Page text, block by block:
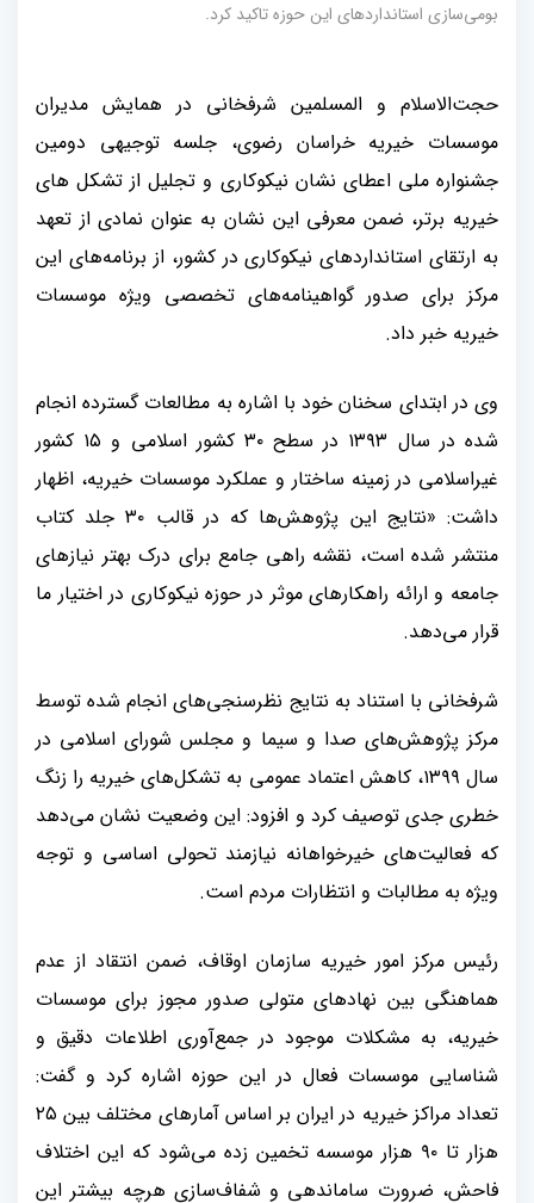
بومی‌سازی استانداردهای این حوزه تاکید کرد.
حجت‌الاسلام و المسلمین شرفخانی در همایش مدیران
موسسات خیریه خراسان رضوی، جلسه توجیهی دومین
جشنواره ملی اعطای نشان نیکوکاری و تجلیل از تشکل های
خیریه برتر، ضمن معرفی این نشان به عنوان نمادی از تعهد
به ارتقای استانداردهای نیکوکاری در کشور، از برنامه‌های این
مرکز برای صدور گواهینامه‌های تخصصی ویژه موسسات
خیریه خبر داد.
وی در ابتدای سخنان خود با اشاره به مطالعات گسترده انجام
شده در سال ۱۳۹۳ در سطح۳۰ کشور اسلامی و ۱۵ کشور
غیراسلامی در زمینه ساختار و عملکرد موسسات خیریه، اظهار
داشت: «نتایج این پژوهش‌ها که در قالب ۳۰جلد کتاب
منتشر شده است، نقشه راهی جامع برای درک بهتر نیازهای
جامعه و ارائه راهکارهای موثر در حوزه نیکوکاری در اختیار ما
قرار می‌دهد.
شرفخانی با استناد به نتایج نظرسنجی‌های انجام شده توسط
مرکز پژوهش‌های صدا و سیما و مجلس شورای اسلامی در
سال ۱۳۹۹، کاهش اعتماد عمومی به تشکل‌های خیریه را زنگ
خطری جدی توصیف کرد و افزود: این وضعیت نشان می‌دهد
که فعالیت‌های خیرخواهانه نیازمند تحولی اساسی و توجه
ویژه به مطالبات و انتظارات مردم است.
رئیس مرکز امور خیریه سازمان اوقاف، ضمن انتقاد از عدم
هماهنگی بین نهادهای متولی صدور مجوز برای موسسات
خیریه، به مشکلات موجود در جمع‌آوری اطلاعات دقیق و
شناسایی موسسات فعال در این حوزه اشاره کرد و گفت:
تعداد مراکز خیریه در ایران بر اساس آمارهای مختلف بین ۲۵
هزار تا ۹۰ هزار موسسه تخمین زده می‌شود که این اختلاف
فاحش، ضرورت ساماندهی و شفاف‌سازی هرچه بیشتر این